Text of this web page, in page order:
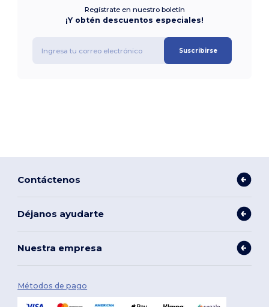
Regístrate en nuestro boletín
¡Y obtén descuentos especiales!
Suscribirse
Contáctenos
Déjanos ayudarte
Nuestra empresa
Métodos de pago